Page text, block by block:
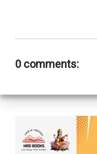
0 comments: